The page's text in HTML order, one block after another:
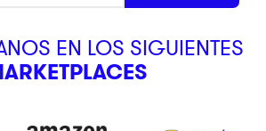
EN LOS SIGUIENTES